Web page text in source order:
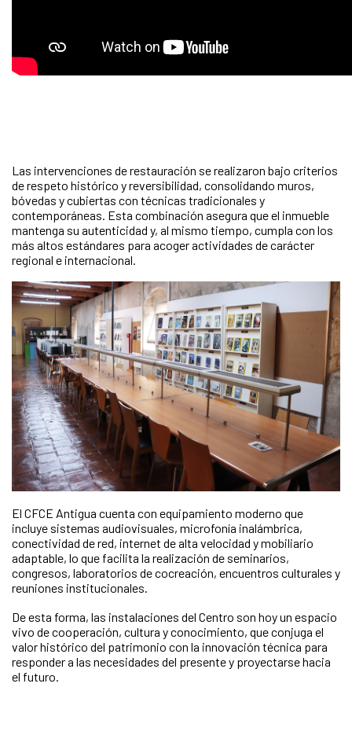
Las intervenciones de restauración se realizaron bajo criterios
de respeto histórico y reversibilidad, consolidando muros,
bóvedas y cubiertas con técnicas tradicionales y
contemporáneas. Esta combinación asegura que el inmueble
mantenga su autenticidad y, al mismo tiempo, cumpla con los
más altos estándares para acoger actividades de carácter
regional e internacional.
El CFCE Antigua cuenta con equipamiento moderno que
incluye sistemas audiovisuales, microfonía inalámbrica,
conectividad de red, internet de alta velocidad y mobiliario
adaptable, lo que facilita la realización de seminarios,
congresos, laboratorios de cocreación, encuentros culturales y
reuniones institucionales.
De esta forma, las instalaciones del Centro son hoy un espacio
vivo de cooperación, cultura y conocimiento, que conjuga el
valor histórico del patrimonio con la innovación técnica para
responder a las necesidades del presente y proyectarse hacia
el futuro.